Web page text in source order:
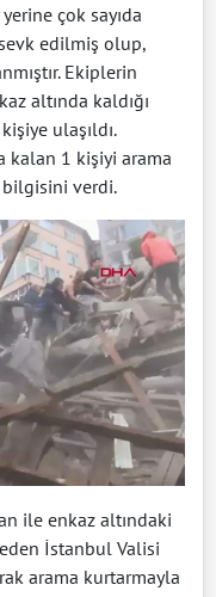
çok sayıda
edilmiş olup,
Ekiplerin
altında kaldığı
ulaşıldı.
kalan 1 kişiyi arama
bilgisini verdi.
ile enkaz altındaki
İstanbul Valisi
arama kurtarmayla